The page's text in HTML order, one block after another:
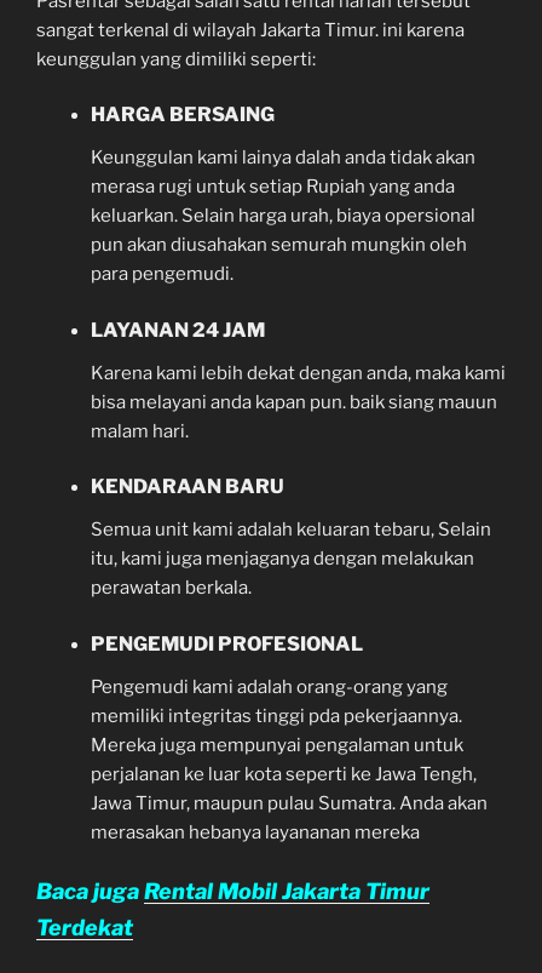
sangat terkenal di wilayah Jakarta Timur. ini karena
keunggulan yang dimiliki seperti:
HARGA BERSAING
Keunggulan kami lainya dalah anda tidak akan
merasa rugi untuk setiap Rupiah yang anda
keluarkan. Selain harga urah, biaya opersional
pun akan diusahakan semurah mungkin oleh
para pengemudi.
LAYANAN 24 JAM
Karena kami lebih dekat dengan anda, maka kami
bisa melayani anda kapan pun. baik siang mauun
malam hari.
KENDARAAN BARU
Semua unit kami adalah keluaran tebaru, Selain
itu, kami juga menjaganya dengan melakukan
perawatan berkala.
PENGEMUDI PROFESIONAL
Pengemudi kami adalah orang-orang yang
memiliki integritas tinggi pda pekerjaannya.
Mereka juga mempunyai pengalaman untuk
perjalanan ke luar kota seperti ke Jawa Tengh,
Jawa Timur, maupun pulau Sumatra. Anda akan
merasakan hebanya layananan mereka
Baca jugaRental Mobil Jakarta Timur
Terdekat